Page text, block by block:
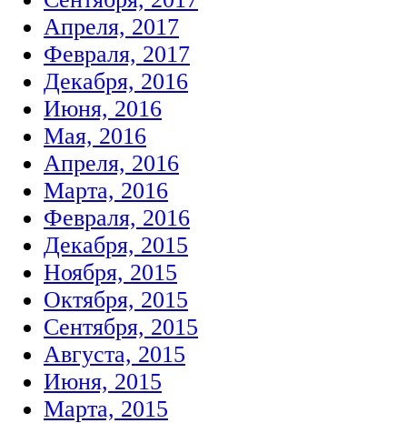
Апреля, 2017
Февраля, 2017
Декабря, 2016
Июня, 2016
Мая, 2016
Апреля, 2016
Марта, 2016
Февраля, 2016
Декабря, 2015
Ноября, 2015
Октября, 2015
Сентября, 2015
Августа, 2015
Июня, 2015
Марта, 2015